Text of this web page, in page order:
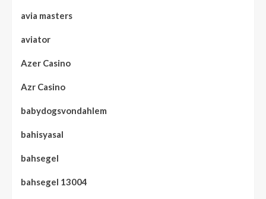
avia masters
aviator
Azer Casino
Azr Casino
babydogsvondahlem
bahisyasal
bahsegel
bahsegel 13004